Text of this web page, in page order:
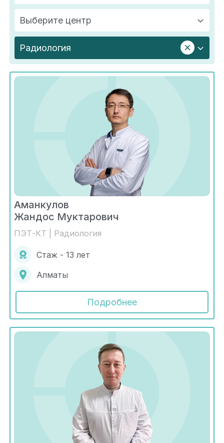
Выберите центр
Радиология
Аманкулов
Жандос Муктарович
ПЭТ-КТ | Радиология
Стаж - 13 лет
Алматы
Подробнее